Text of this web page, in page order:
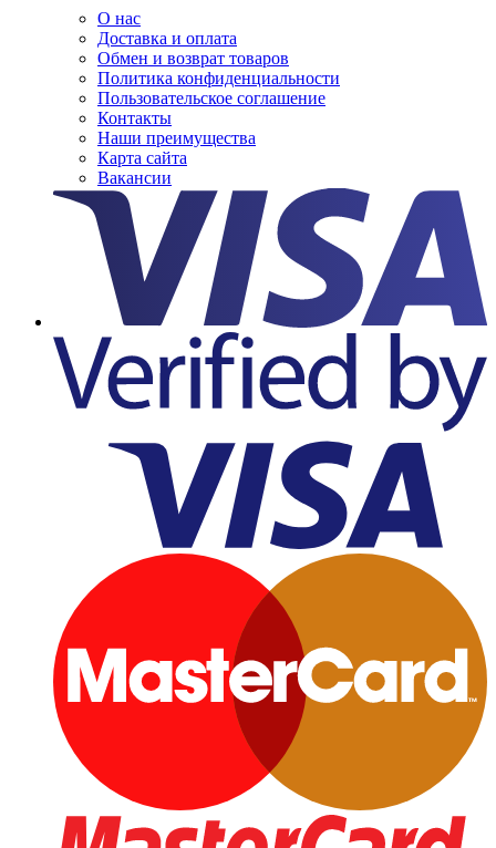
О нас
Доставка и оплата
Обмен и возврат товаров
Политика конфиденциальности
Пользовательское соглашение
Контакты
Наши преимущества
Карта сайта
Вакансии